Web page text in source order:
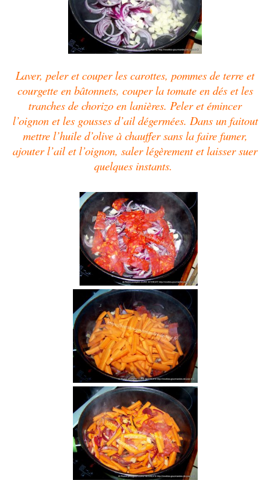
Laver, peler et couper les carottes, pommes de terre et
courgette en bâtonnets, couper la tomate en dés et les
tranches de chorizo en lanières. Peler et émincer
l’oignon et les gousses d’ail dégermées. Dans un faitout
mettre l’huile d’olive à chauffer sans la faire fumer,
ajouter l’ail et l’oignon, saler légèrement et laisser suer
quelques instants.